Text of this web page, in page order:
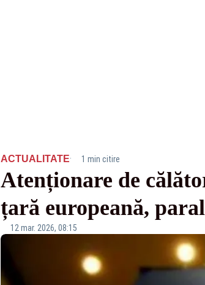
ACTUALITATE· 1 min citire
Atenționare de
țară europeană,
12 mar. 2026, 08:15